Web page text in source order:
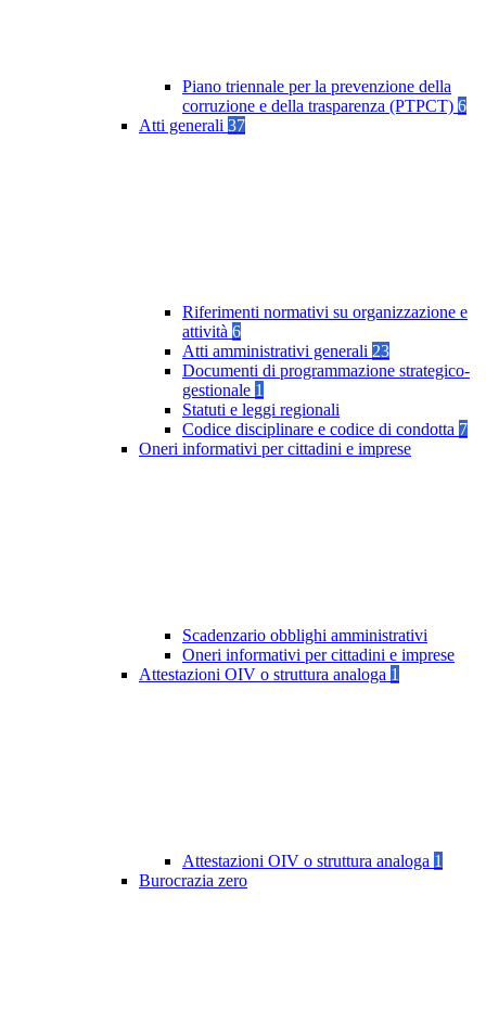
Piano triennale per la prevenzione della
corruzione e della trasparenza (PTPCT) 6
Atti generali 37
Riferimenti normativi su organizzazione e
attività 6
Atti amministrativi generali 23
Documenti di programmazione strategico-
gestionale 1
Statuti e leggi regionali
Codice disciplinare e codice di condotta 7
Oneri informativi per cittadini e imprese
Scadenzario obblighi amministrativi
Oneri informativi per cittadini e imprese
Attestazioni OIV o struttura analoga 1
Attestazioni OIV o struttura analoga 1
Burocrazia zero